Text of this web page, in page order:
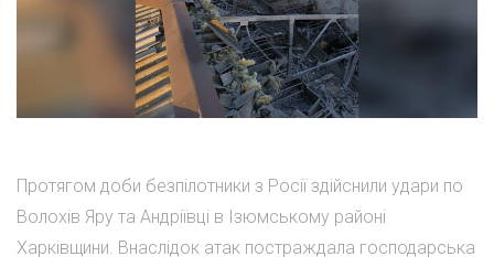
Протягом доби безпілотники з Росії здійснили удари по
Волохів Яру та Андріївці в Ізюмському районі
Харківщини. Внаслідок атак постраждала господарська